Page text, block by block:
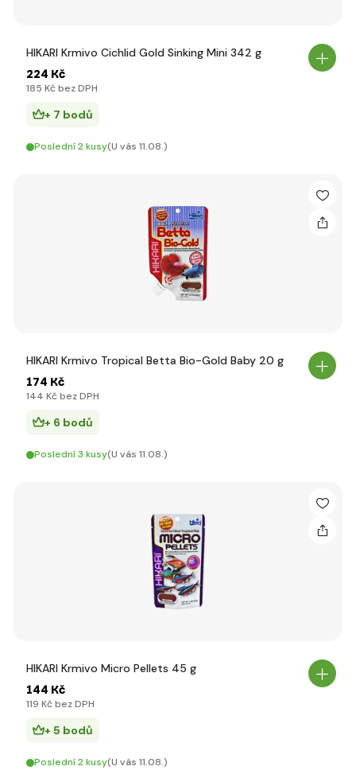
HIKARI Krmivo Cichlid Gold Sinking Mini 342 g
224 Kč
185 Kč bez DPH
+ 7 bodů
Poslední 2 kusy(U vás 11.08.)
HIKARI Krmivo Tropical Betta Bio-Gold Baby 20 g
174 Kč
144 Kč bez DPH
+ 6 bodů
Poslední 3 kusy(U vás 11.08.)
HIKARI Krmivo Micro Pellets 45 g
144 Kč
119 Kč bez DPH
+ 5 bodů
Poslední 2 kusy(U vás 11.08.)